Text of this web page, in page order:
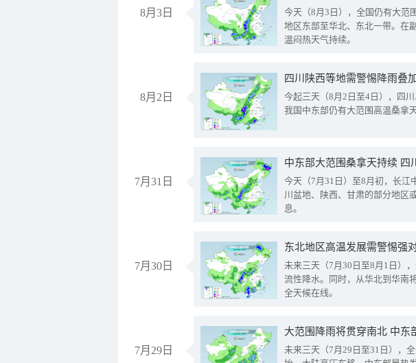
8月3日
今天（8月3日），全国仍有大范
地区东部至华北、东北一带。在
温闷热天气持续。
8月2日
今起三天（8月2日至4日），四
我国中东部仍有大范围高温桑拿
7月31日
中东部大范围桑拿天持续 四
今天（7月31日）至8月初，长江
川盆地、陕西、甘肃的部分地区
息。
7月30日
东北地区高温发展需警惕强
未来三天（7月30日至8月1日）
流性降水。同时，从华北到华南
全天候在线。
7月29日
大范围降雨将贯穿南北 中东
未来三天（7月29日至31日），